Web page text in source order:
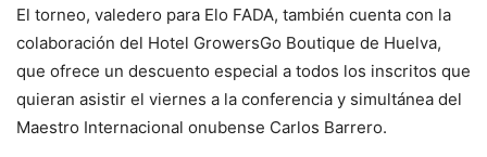
El torneo, valedero para Elo FADA, también cuenta con la
colaboración del Hotel GrowersGo Boutique de Huelva,
que ofrece un descuento especial a todos los inscritos que
quieran asistir el viernes a la conferencia y simultánea del
Maestro Internacional onubense Carlos Barrero.